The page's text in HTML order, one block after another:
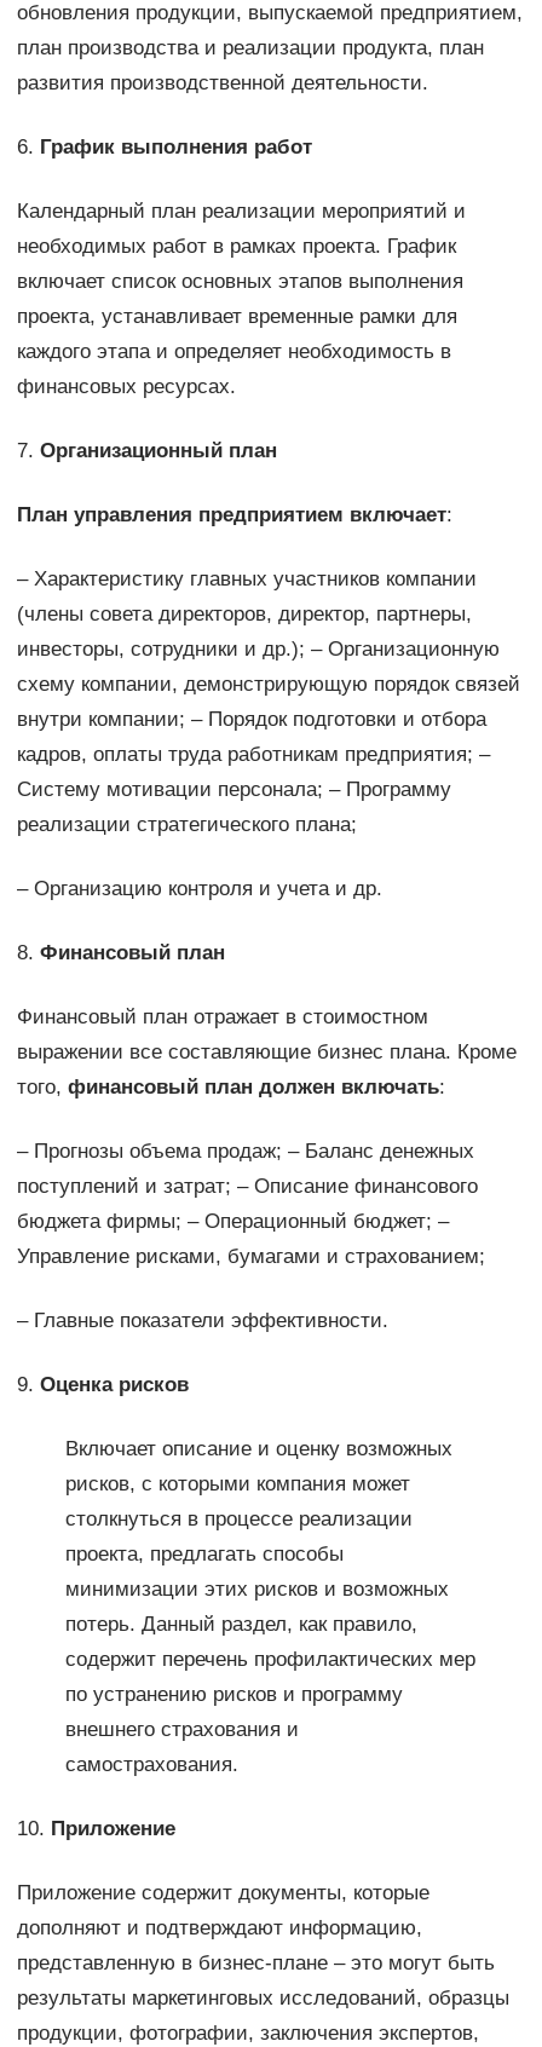
обновления продукции, выпускаемой предприятием,
план производства и реализации продукта, план
развития производственной деятельности.
6. График выполнения работ
Календарный план реализации мероприятий и
необходимых работ в рамках проекта. График
включает список основных этапов выполнения
проекта, устанавливает временные рамки для
каждого этапа и определяет необходимость в
финансовых ресурсах.
7. Организационный план
План управления предприятием включает:
– Характеристику главных участников компании
(члены совета директоров, директор, партнеры,
инвесторы, сотрудники и др.); – Организационную
схему компании, демонстрирующую порядок связей
внутри компании; – Порядок подготовки и отбора
кадров, оплаты труда работникам предприятия; –
Систему мотивации персонала; – Программу
реализации стратегического плана;
– Организацию контроля и учета и др.
8. Финансовый план
Финансовый план отражает в стоимостном
выражении все составляющие бизнес плана. Кроме
того, финансовый план должен включать:
– Прогнозы объема продаж; – Баланс денежных
поступлений и затрат; – Описание финансового
бюджета фирмы; – Операционный бюджет; –
Управление рисками, бумагами и страхованием;
– Главные показатели эффективности.
9. Оценка рисков
Включает описание и оценку возможных
рисков, с которыми компания может
столкнуться в процессе реализации
проекта, предлагать способы
минимизации этих рисков и возможных
потерь. Данный раздел, как правило,
содержит перечень профилактических мер
по устранению рисков и программу
внешнего страхования и
самострахования.
10. Приложение
Приложение содержит документы, которые
дополняют и подтверждают информацию,
представленную в бизнес-плане – это могут быть
результаты маркетинговых исследований, образцы
продукции, фотографии, заключения экспертов,